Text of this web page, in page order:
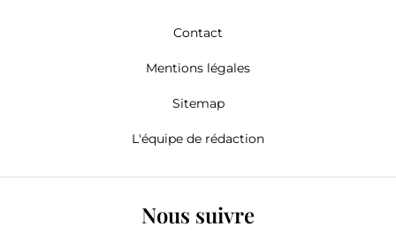
Contact
Mentions légales
Sitemap
L'équipe de rédaction
Nous suivre